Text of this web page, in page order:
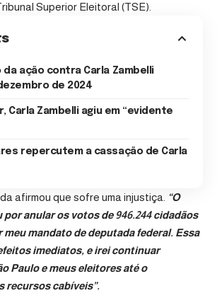
Superior Eleitoral (TSE).
da ação contra Carla Zambelli
de 2024
Carla Zambelli agiu em “evidente
repercutem a cassação de Carla
afirmou que sofre uma injustiça. “O
por anular os votos de 946.244 cidadãos
meu mandato de deputada federal. Essa
imediatos, e irei continuar
Paulo e meus eleitores até o
recursos cabíveis”.